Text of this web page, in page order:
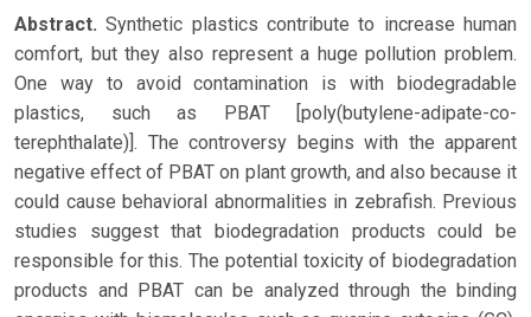
Abstract. Synthetic plastics contribute to increase human
comfort, but they also represent a huge pollution problem.
One way to avoid contamination is with biodegradable
plastics, such as PBAT [poly(butylene-adipate-co-
terephthalate)]. The controversy begins with the apparent
negative effect of PBAT on plant growth, and also because it
could cause behavioral abnormalities in zebrafish. Previous
studies suggest that biodegradation products could be
responsible for this. The potential toxicity of biodegradation
products and PBAT can be analyzed through the binding